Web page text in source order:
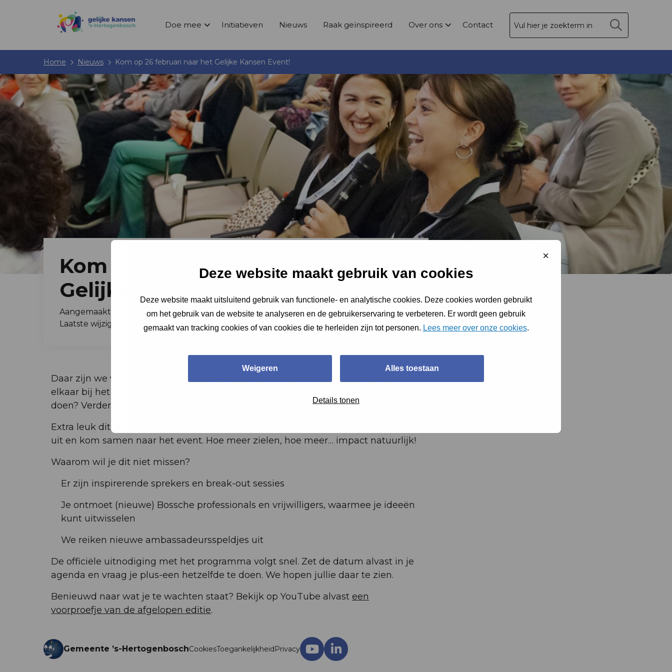
Deze website maakt gebruik van cookies
Deze website maakt uitsluitend gebruik van functionele- en analytische cookies. Deze cookies worden gebruikt
om het gebruik van de website te analyseren en de gebruikerservaring te verbeteren. Er wordt geen gebruik
gemaakt van tracking cookies of van cookies die te herleiden zijn tot personen. Lees meer over onze cookies.
Weigeren Alles toestaan
Details tonen
Sluit
cookiebanner
Doe mee Initiatieven Nieuws Raak geïnspireerd Over ons Contact
Home Nieuws Kom op 26 februari naar het Gelijke Kansen Event!
Kom op 26 februari naar het
Gelijke Kansen Event!
Aangemaakt op: 05-12-2024
Laatste wijziging op: 17-01-2025 13:32:38
Daar zijn we weer! Houd woensdag 26 februari 2025 vrij. Dan ontmoeten we
elkaar bij het Gelijke Kansen Event in het Koning Willem I College. Wat gaan we
doen? Verder bouwen aan kansengelijkheid in ’s-Hertogenbosch.
Extra leuk dit jaar: neem een plus-een mee. Nodig een Bossche collega of kennis
uit en kom samen naar het event. Hoe meer zielen, hoe meer… impact natuurlijk!
Waarom wil je dit niet missen?
Er zijn inspirerende sprekers en break-out sessies
Je ontmoet (nieuwe) Bossche professionals en vrijwilligers, waarmee je ideeën
kunt uitwisselen
We reiken nieuwe ambassadeursspeldjes uit
De officiële uitnodiging met het programma volgt snel. Zet de datum alvast in je
agenda en vraag je plus-een hetzelfde te doen. We hopen jullie daar te zien.
Benieuwd naar wat je te wachten staat? Bekijk op YouTube alvast een
voorproefje van de afgelopen editie.
Gemeente ’s-HertogenboschCookiesToegankelijkheidPrivacy
Ga
Ga